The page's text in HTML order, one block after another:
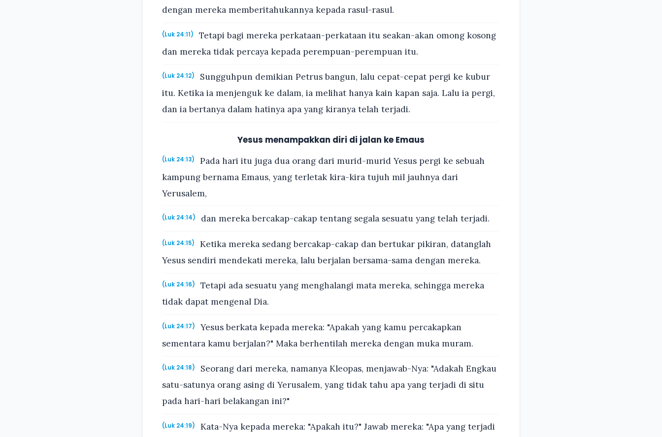
dengan mereka memberitahukannya kepada rasul-rasul.
(Luk 24:11)
Tetapi bagi mereka perkataan-perkataan itu seakan-akan omong kosong
dan mereka tidak percaya kepada perempuan-perempuan itu.
(Luk 24:12)
Sungguhpun demikian Petrus bangun, lalu cepat-cepat pergi ke kubur
itu. Ketika ia menjenguk ke dalam, ia melihat hanya kain kapan saja. Lalu ia pergi,
dan ia bertanya dalam hatinya apa yang kiranya telah terjadi.
Yesus menampakkan diri di jalan ke Emaus
(Luk 24:13)
Pada hari itu juga dua orang dari murid-murid Yesus pergi ke sebuah
kampung bernama Emaus, yang terletak kira-kira tujuh mil jauhnya dari
Yerusalem,
(Luk 24:14) dan mereka bercakap-cakap tentang segala sesuatu yang telah terjadi.
(Luk 24:15)
Ketika mereka sedang bercakap-cakap dan bertukar pikiran, datanglah
Yesus sendiri mendekati mereka, lalu berjalan bersama-sama dengan mereka.
(Luk 24:16)
Tetapi ada sesuatu yang menghalangi mata mereka, sehingga mereka
tidak dapat mengenal Dia.
(Luk 24:17)
Yesus berkata kepada mereka: "Apakah yang kamu percakapkan
sementara kamu berjalan?" Maka berhentilah mereka dengan muka muram.
(Luk 24:18)
Seorang dari mereka, namanya Kleopas, menjawab-Nya: "Adakah Engkau
satu-satunya orang asing di Yerusalem, yang tidak tahu apa yang terjadi di situ
pada hari-hari belakangan ini?"
(Luk 24:19)
Kata-Nya kepada mereka: "Apakah itu?" Jawab mereka: "Apa yang terjadi